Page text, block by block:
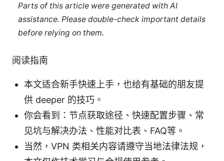
Parts of this article were generated with AI
assistance. Please double-check important details
before relying on them.
阅读指南
本文适合新手快速上手，也给有基础的朋友提
供 deeper 的技巧。
你会看到：节点获取途径、快速配置步骤、常
见坑与解决办法、性能对比表、FAQ等。
当然，VPN 类相关内容请遵守当地法律法规，